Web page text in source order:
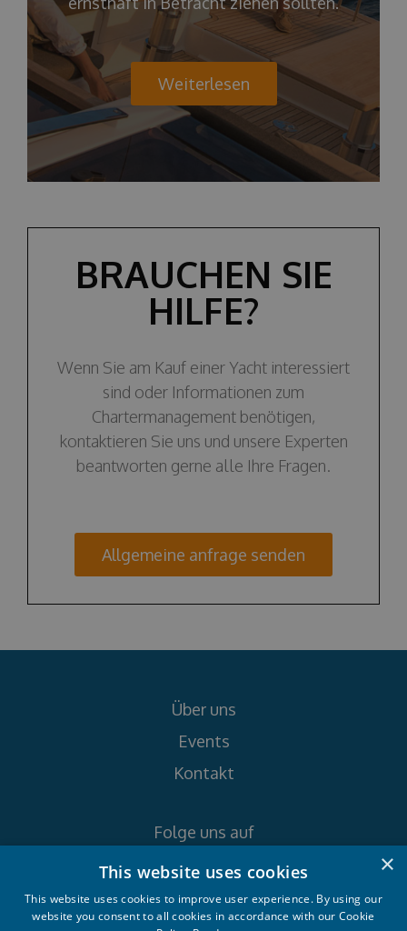
Weiterlesen
BRAUCHEN SIE
HILFE?
Wenn Sie am Kauf einer Yacht interessiert
sind oder Informationen zum
Chartermanagement benötigen,
kontaktieren Sie uns und unsere Experten
beantworten gerne alle Ihre Fragen.
Allgemeine anfrage senden
Über uns
Events
Kontakt
Folge uns auf
×
This website uses cookies
This website uses cookies to improve user experience. By using our
website you consent to all cookies in accordance with our Cookie